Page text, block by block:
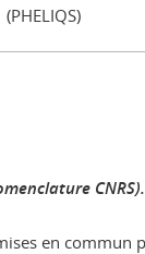
(PHELIQS)
CNRS).
en